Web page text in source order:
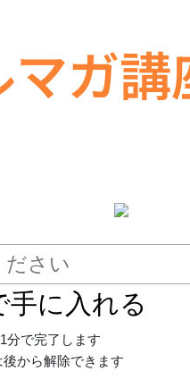
ガ講
分で完了します
から解除できます